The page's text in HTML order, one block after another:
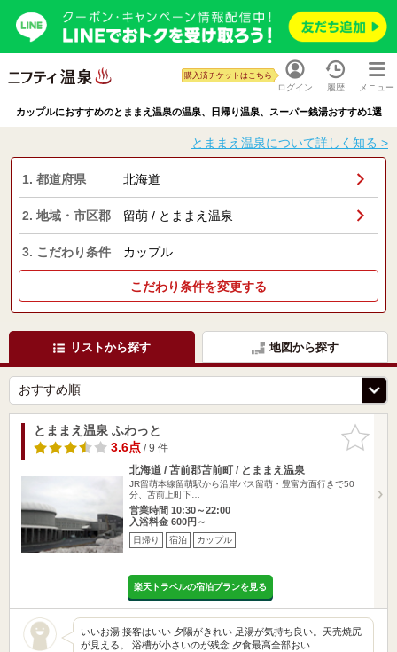
ログイン
購入済チケットはこちら
履歴 メニュー
カップルにおすすめのとままえ温泉の温泉、日帰り温泉、スーパー銭湯おすすめ1選
とままえ温泉について詳しく知る >
1. 都道府県 北海道
2. 地域・市区郡 留萌 / とままえ温泉
3. こだわり条件 カップル
こだわり条件を変更する
リストから探す 地図から探す
お気に入
りに追加
とままえ温泉 ふわっと
3.6点/ 9 件
北海道 / 苫前郡苫前町 / とままえ温泉
JR留萌本線留萌駅から沿岸バス留萌・豊富方面行きで50
分、苫前上町下…
営業時間 10:30～22:00
入浴料金 600円～
日帰り 宿泊 カップル
楽天トラベルの宿泊プランを見る
いいお湯 接客はいい 夕陽がきれい 足湯が気持ち良い。天売焼尻
が見える。 浴槽が小さいのが残念 夕食最高全部おい…